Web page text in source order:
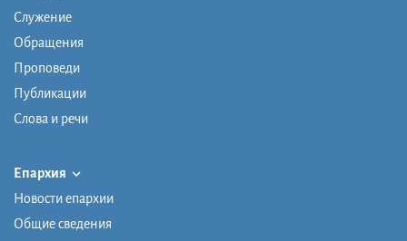
Служение
Обращения
Проповеди
Публикации
Слова и речи
Епархия
Новости епархии
Общие сведения